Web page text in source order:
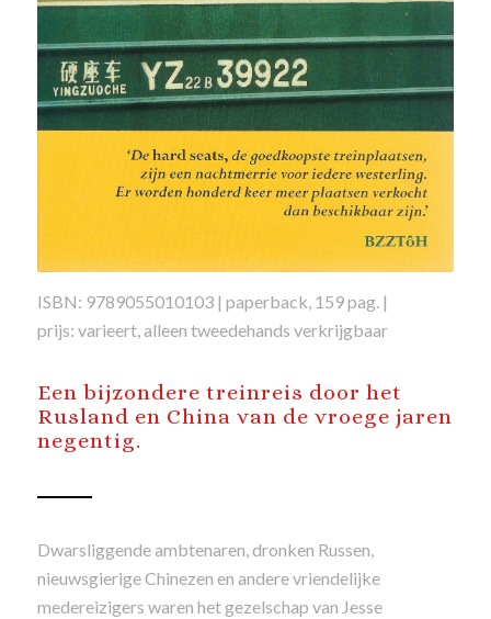
ISBN: 9789055010103 | paperback, 159 pag. |
prijs: varieert, alleen tweedehands verkrijgbaar
Een bijzondere treinreis door het
Rusland en China van de vroege jaren
negentig.
Dwarsliggende ambtenaren, dronken Russen,
nieuwsgierige Chinezen en andere vriendelijke
medereizigers waren het gezelschap van Jesse